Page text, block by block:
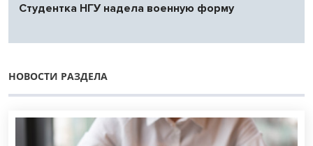
Студентка НГУ надела военную форму
НОВОСТИ РАЗДЕЛА